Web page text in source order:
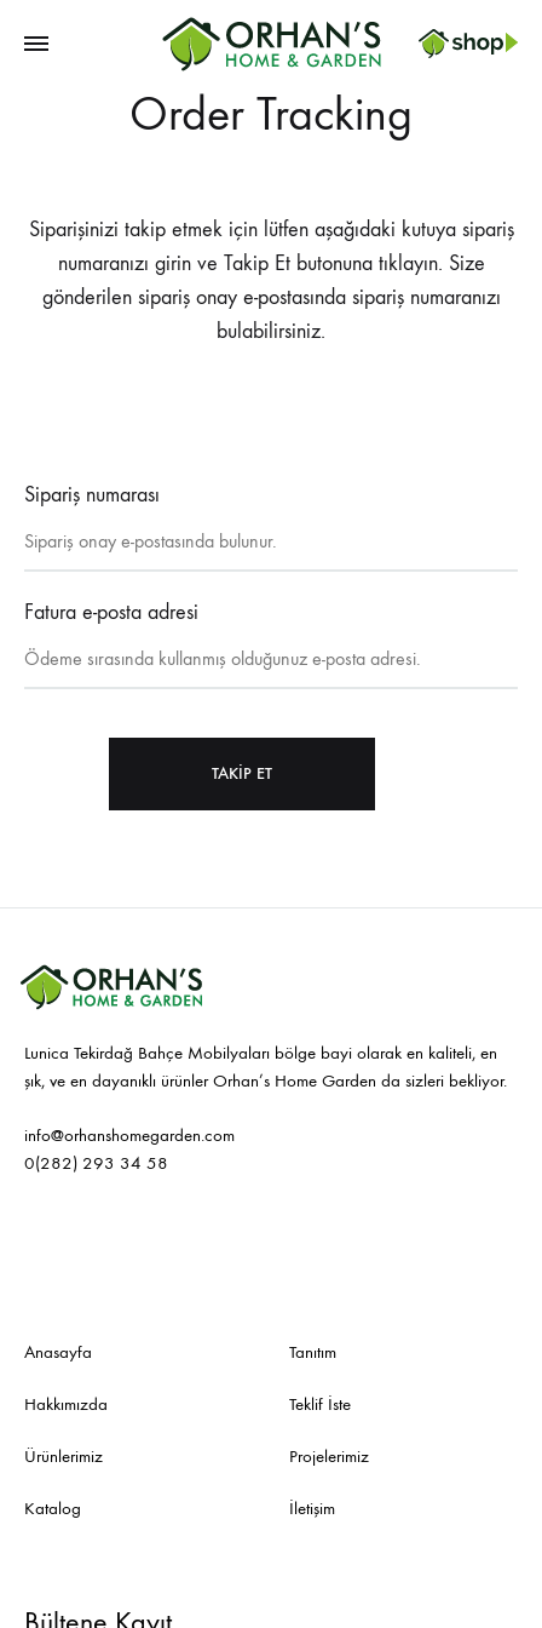
Home
Order Tracking
Siparişinizi takip etmek için lütfen aşağıdaki kutuya sipariş
numaranızı girin ve Takip Et butonuna tıklayın. Size
gönderilen sipariş onay e-postasında sipariş numaranızı
bulabilirsiniz.
Sipariş numarası
Fatura e-posta adresi
TAKIP ET
Lunica Tekirdağ Bahçe Mobilyaları bölge bayi olarak en kaliteli, en
şık, ve en dayanıklı ürünler Orhan’s Home Garden da sizleri bekliyor.
info@orhanshomegarden.com
0(282) 293 34 58
Anasayfa
Hakkımızda
Ürünlerimiz
Katalog
Tanıtım
Teklif İste
Projelerimiz
İletişim